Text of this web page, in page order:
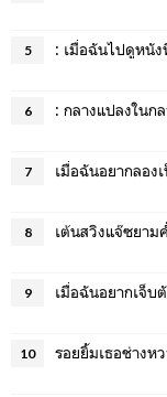
5 : เมื่อฉันไปดูหนั
6
7
8
9
10